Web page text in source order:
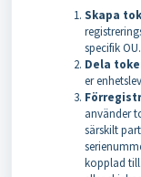
Skapa
specifik OU.
Dela
er
använder
särskilt
kopplad